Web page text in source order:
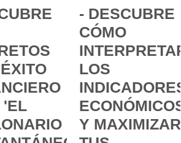
'EL
- DESCUBRE
CÓMO
INTERPRETAR
LOS
INDICADORES
ECONÓMICOS
Y MAXIMIZAR